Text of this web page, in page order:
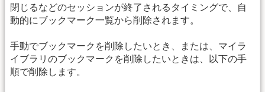
閉じるなどのセッションが終了されるタイミングで、自
動的にブックマーク一覧から削除されます。
手動でブックマークを削除したいとき、または、マイラ
イブラリのブックマークを削除したいときは、以下の手
順で削除します。